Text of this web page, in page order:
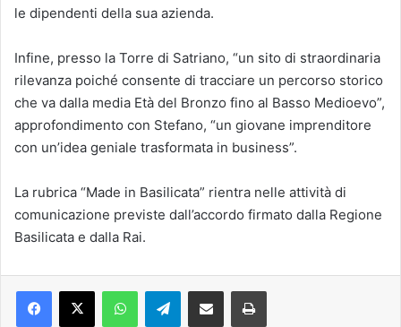
le dipendenti della sua azienda.
Infine, presso la Torre di Satriano, “un sito di straordinaria
rilevanza poiché consente di tracciare un percorso storico
che va dalla media Età del Bronzo fino al Basso Medioevo”,
approfondimento con Stefano, “un giovane imprenditore
con un’idea geniale trasformata in business”.
La rubrica “Made in Basilicata” rientra nelle attività di
comunicazione previste dall’accordo firmato dalla Regione
Basilicata e dalla Rai.
Telegram